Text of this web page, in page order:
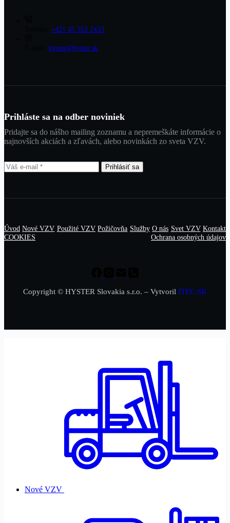
+421 45 552 2433
hyster@hyster.sk
Prihláste sa na odber noviniek
Pridajte sa do nášho mailing zoznamu a nepremeškáte informácie o
najnovších akciách a zľavách, alebo novinkách zo sveta VZV.
Prihlásiť sa
Úvod Nové VZV Použité VZV Požičovňa Služby O nás Svet VZV Kontakt
COOKIES
Ochrana osobných údajov
Copyright © HYSTER Slovakia s.r.o. – Vytvoril ITEC.SK
Nové VZV